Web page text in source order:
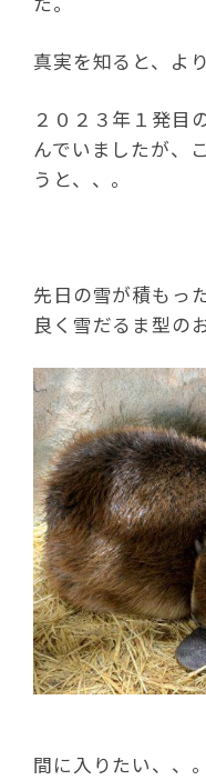
真実を知ると、よ
２０２３年１発目
んでいましたが、
うと、、。
先日の雪が積もっ
良く雪だるま型の
間に入りたい、、